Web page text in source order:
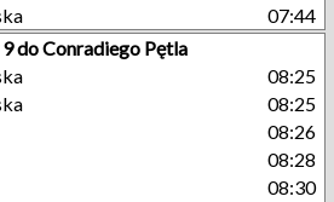
07:44
do Conradiego Pętla
08:25
08:25
08:26
08:28
08:30